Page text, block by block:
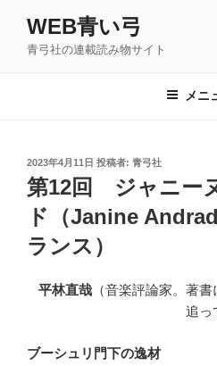
WEB青い弓
青弓社の連載読み物サイト
メニ
投
稿
日:
2023年4月11日 投稿者: 青弓社
第12回 ジャニー
ド（Janine
ランス）
平林直哉 （音楽評論家。著
追っ
ブーシュリ門下の逸材